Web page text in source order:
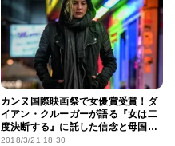
カンヌ国際映画祭で女優賞受賞！ダ
イアン・クルーガーが語る『女は二
度決断する』に託した信念と母国へ
の想い
2018/3/21 18:30